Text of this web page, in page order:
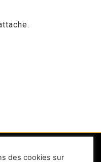
des cookies sur